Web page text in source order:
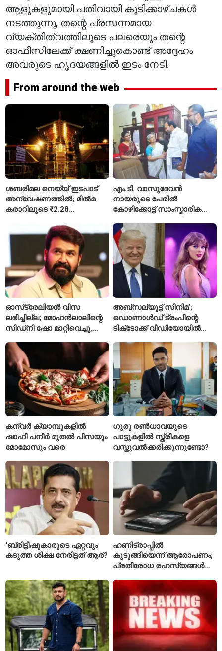
ആളുകളുമായി പതിവായി കൂടിക്കാഴ്ചകൾ
നടത്തുന്നു, തന്റെ പ്രസന്നമായ
വ്യക്തിത്വത്തിലൂടെ പലരെയും തന്റെ
ഓഫീസിലേക്ക് ക്ഷണിച്ചുകൊണ്ട് അദ്ദേഹം
അവരുടെ ഹൃദയങ്ങളിൽ ഇടം നേടി.
From around the web
ശബരിമല നെയ്യ് ഇടപാട്
അന്വേഷണത്തിൽ; മിൽമ
കരാറിലൂടെ ₹2.28
എഫ്ഐആർ
എം.ടി. വാസുദേവൻ
നായരുടെ പേരിൽ
കോഴിക്കോട്ട് സാംസ്കാരിക
പ്രവർത്തനങ്ങൾക്ക് ₹50
കോടി
ഓസ്‌ട്രേലിയൻ വിസ
ലഭിച്ചില്ല; മോഹൻലാലിന്റെ
സിഡ്‌നി ഷോ മാറ്റിവെച്ചു,
ചോദിച്ച് താരം
അബ്സല്യൂട്ട് സിനിമ’;
ഡൊണാൾഡ് ട്രംപിന്റെ
ടിക്‌ടോക്ക് വീഡിയോയിൽ
‘August’ നീക്കം ചെയ്തു
കന്വർ ക്യാമ്പുകളിൽ
ഷാഹി പനീർ മുതൽ പിസയും
മോമോസും വരെ
ഗുരു രൺധാവയുടെ
പാട്ടുകളിൽ സ്ത്രീകളെ
വസ്തുവൽക്കരിക്കുന്നുണ്ടോ?
‘ബ്രിട്ടീഷുകാരുടെ ഏറ്റവും
കടുത്ത ശിക്ഷ നേരിട്ടത് ആര്?
ഹണിട്രാപ്പിൽ
കുടുങ്ങിയെന്ന് ആരോപണം;
പ്രതിരോധ രഹസ്യങ്ങൾ
വിങ് കമാൻഡർ അറസ്റ്റിൽ